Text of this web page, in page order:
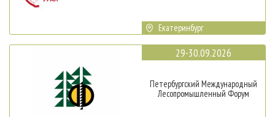
Екатеринбург
29-30.09.2026
Петербургский Международный
Лесопромышленный Форум